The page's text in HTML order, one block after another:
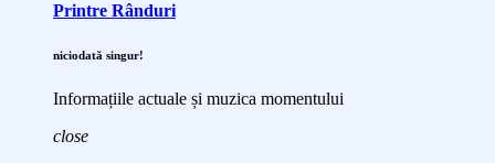
Printre Rânduri
niciodată singur!
Informațiile actuale și muzica momentului
close